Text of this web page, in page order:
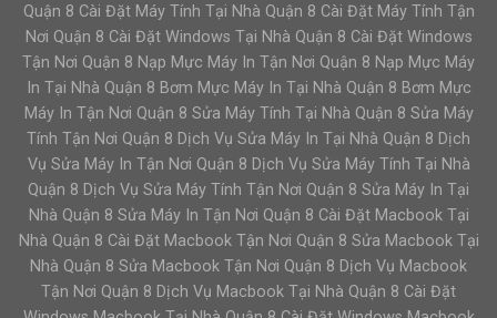
Quận 8 Cài Đặt Máy Tính Tại Nhà Quận 8 Cài Đặt Máy Tính Tận
Nơi Quận 8 Cài Đặt Windows Tại Nhà Quận 8 Cài Đặt Windows
Tận Nơi Quận 8 Nạp Mực Máy In Tận Nơi Quận 8 Nạp Mực Máy
In Tại Nhà Quận 8 Bơm Mực Máy In Tại Nhà Quận 8 Bơm Mực
Máy In Tận Nơi Quận 8 Sửa Máy Tính Tại Nhà Quận 8 Sửa Máy
Tính Tận Nơi Quận 8 Dịch Vụ Sửa Máy In Tại Nhà Quận 8 Dịch
Vụ Sửa Máy In Tận Nơi Quận 8 Dịch Vụ Sửa Máy Tính Tại Nhà
Quận 8 Dịch Vụ Sửa Máy Tính Tận Nơi Quận 8 Sửa Máy In Tại
Nhà Quận 8 Sửa Máy In Tận Nơi Quận 8 Cài Đặt Macbook Tại
Nhà Quận 8 Cài Đặt Macbook Tận Nơi Quận 8 Sửa Macbook Tại
Nhà Quận 8 Sửa Macbook Tận Nơi Quận 8 Dịch Vụ Macbook
Tận Nơi Quận 8 Dịch Vụ Macbook Tại Nhà Quận 8 Cài Đặt